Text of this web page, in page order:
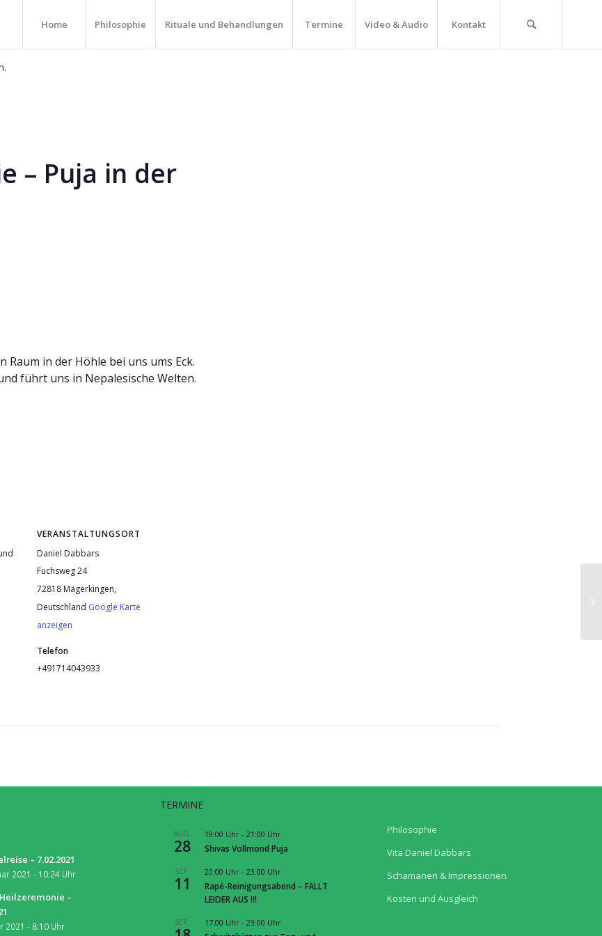
Home Philosophie Rituale und Behandlungen Termine Video & Audio Kontakt
– Puja in der
in der Höhle bei uns ums Eck.
führt uns in Nepalesische Welten.
VERANSTALTUNGSORT
Daniel Dabbars
Fuchsweg 24
72818 Mägerkingen,
Deutschland Google Karte
anzeigen
Telefon
+491714043933
– 7.02.2021
2021 - 10:24 Uhr
–
2021 - 8:10 Uhr
TERMINE
AUG.
28
19:00 Uhr- 21:00 Uhr
Shivas Vollmond Puja
SEP.
11
20:00 Uhr- 23:00 Uhr
Rapé-Reinigungsabend – FÄLLT
LEIDER AUS !!!
SEP. 17:00 Uhr- 23:00 Uhr
Philosophie
Vita Daniel Dabbars
Schamanen & Impressionen
Kosten und Ausgleich